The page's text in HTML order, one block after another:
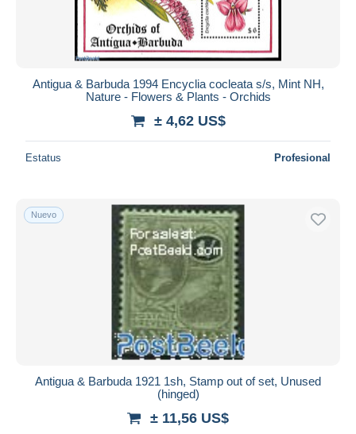
Antigua & Barbuda 1994 Encyclia cocleata s/s, Mint NH,
Nature - Flowers & Plants - Orchids
± 4,62 US$
Estatus Profesional
Nuevo
Antigua & Barbuda 1921 1sh, Stamp out of set, Unused
(hinged)
± 11,56 US$